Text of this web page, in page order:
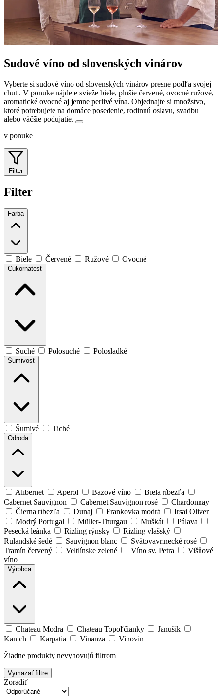
Sudové víno od slovenských vinárov
Vyberte si sudové víno od slovenských vinárov presne podľa svojej
chuti. V ponuke nájdete svieže biele, plnšie červené, ovocné ružové,
aromatické ovocné aj jemne perlivé vína. Objednajte si množstvo,
ktoré potrebujete na domáce posedenie, rodinnú oslavu, svadbu
alebo väčšie podujatie.
v ponuke
Filter
Filter
Farba
Biele Červené Ružové Ovocné
Cukornatosť
Suché Polosuché Polosladké
Šumivosť
Šumivé Tiché
Odroda
Alibernet Aperol Bazové víno
Biela ríbezľa
Cabernet Sauvignon
Cabernet Sauvignon rosé
Chardonnay
Čierna ríbezľa
Dunaj Frankovka modrá
Irsai Oliver
Modrý Portugal
Müller-Thurgau Muškát
Pálava
Pesecká leánka
Rizling rýnsky
Rizling vlašský
Rulandské šedé
Sauvignon blanc
Svätovavrinecké rosé
Tramín červený
Veltlínske zelené Víno sv. Petra
Višňové
víno
Výrobca
Chateau Modra Chateau Topoľčianky
Janušík
Kanich
Karpatia Vinanza
Vinovin
Žiadne produkty nevyhovujú filtrom
Vymazať filtre
Zoradiť